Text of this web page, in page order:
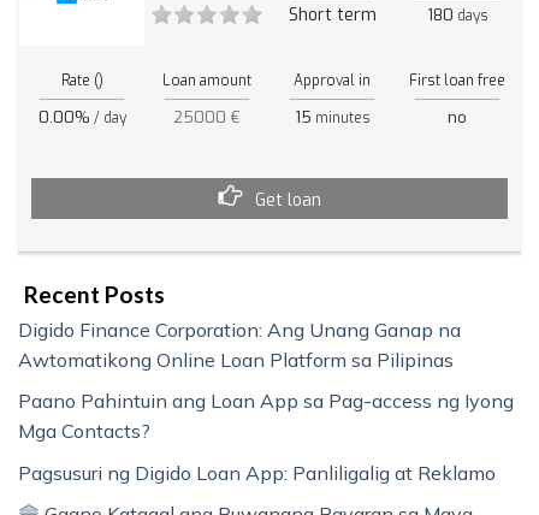
Short term 180 days
Rate ()
0.00% / day
Loan amount
25000 €
Approval in
15 minutes
First loan free
no
Get loan
Recent Posts
Digido Finance Corporation: Ang Unang Ganap na
Awtomatikong Online Loan Platform sa Pilipinas
Paano Pahintuin ang Loan App sa Pag-access ng Iyong
Mga Contacts?
Pagsusuri ng Digido Loan App: Panliligalig at Reklamo